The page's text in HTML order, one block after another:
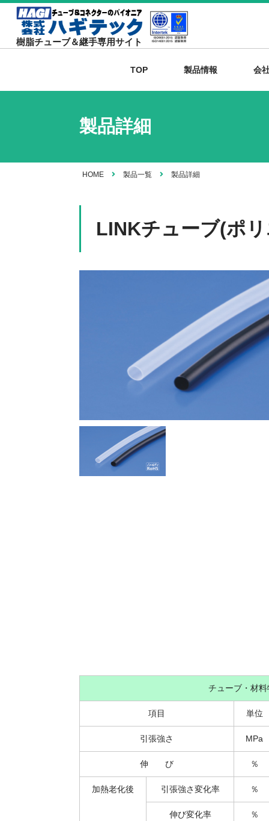
樹脂チューブ＆継手専用サイト
TOP 製品情報 会
製品詳細
HOME 製品一覧 製品詳細
LINKチューブ(ポ
チューブ・材
項目 単位
引張強さ MPa
伸 び ％
加熱老化後 引張強さ変化率 ％
伸び変化率 ％